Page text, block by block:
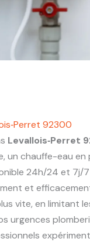
92300
Levallois‑Perret
un chauffe-eau en
24h/24 et 7j/
et
vite, en limitant
urgences